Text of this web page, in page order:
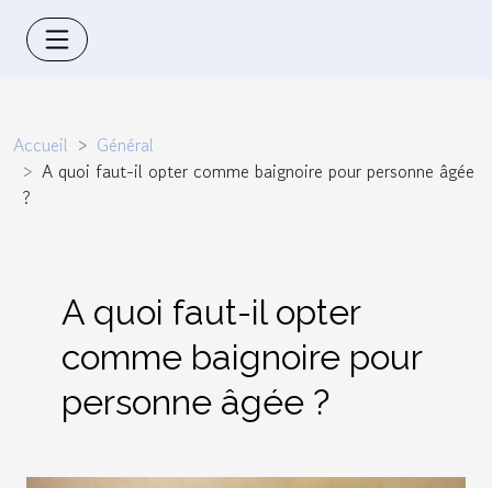
Accueil
Général
A quoi faut-il opter comme baignoire pour personne âgée
?
A quoi faut-il opter
comme baignoire pour
personne âgée ?